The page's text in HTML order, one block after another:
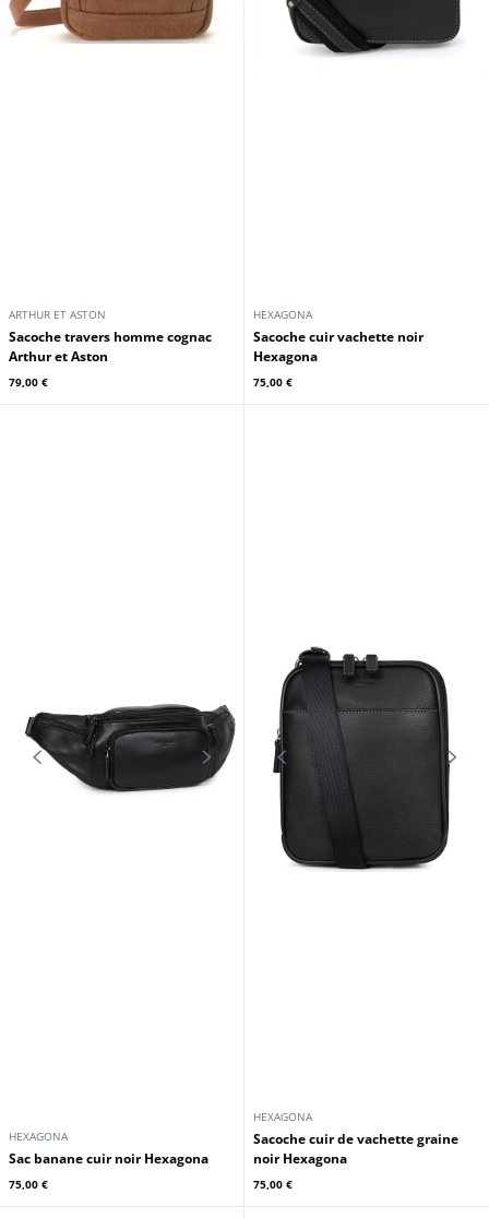
ARTHUR ET ASTON
Sacoche travers homme cognac
Arthur et Aston
79,00 €
HEXAGONA
Sacoche cuir vachette noir
Hexagona
75,00 €
HEXAGONA
Sac banane cuir noir Hexagona
75,00 €
HEXAGONA
Sacoche cuir de vachette graine
noir Hexagona
75,00 €